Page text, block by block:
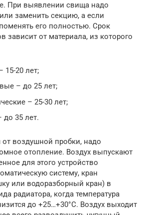
При выявлении свища надо
заменить секцию, а если
его полностью. Срок
зависит от материала, из которого
15-20 лет;
– до 25 лет;
– 25-30 лет;
до 35 лет.
от воздушной пробки, надо
отопление. Воздух выпускают
для этого устройство
систему, кран
или водоразборный кран) в
радиатора, когда температура
до +25…+30°С. Воздух выходит